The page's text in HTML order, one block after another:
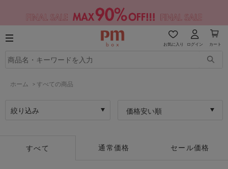
お気に入り ログイン カート
ホーム > すべての商品
絞り込み 価格安い順
すべて 通常価格 セール価格